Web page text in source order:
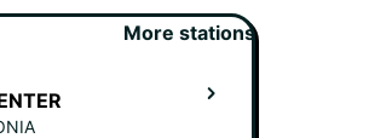
More stations